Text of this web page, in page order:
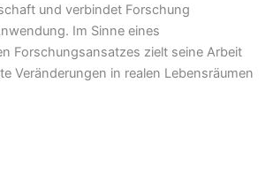
und verbindet Forschung
Im Sinne eines
Forschungsansatzes zielt seine Arbeit
Veränderungen in realen Lebensräumen